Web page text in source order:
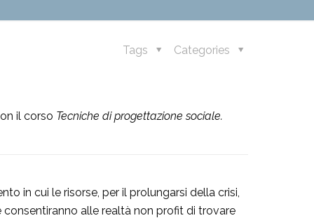
Categories
Tags
il corso Tecniche di progettazione sociale.
in cui le risorse, per il prolungarsi della crisi,
consentiranno alle realtà non profit di trovare